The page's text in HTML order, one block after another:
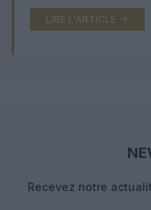
LIRE L'ARTICLE
Recevez notre